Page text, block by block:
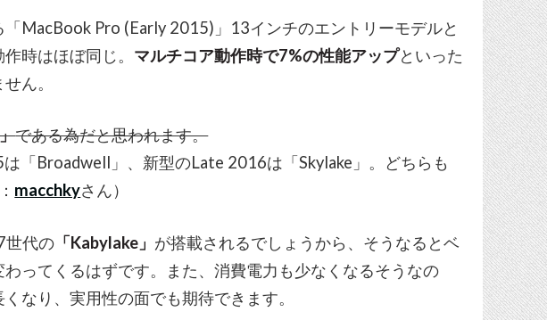
MacBook Pro (Early 2015)」13インチのエントリーモデルと
時はほぼ同じ。 マルチコア動作時で7%の性能アップといった
ん。
である為だと思われます。
は「Broadwell」、新型のLate 2016は「Skylake」。どちらも
macchkyさん）
世代の 「Kabylake」 が搭載されるでしょうから、そうなるとベ
ってくるはずです。また、消費電力も少なくなるそうなの
なり、実用性の面でも期待できます。